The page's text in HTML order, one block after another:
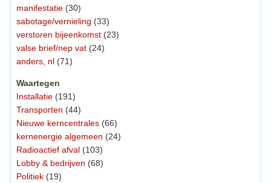
manifestatie (30)
sabotage/vernieling (33)
verstoren bijeenkomst (23)
valse brief/nep vat (24)
anders, nl (71)
Waartegen
Installatie (191)
Transporten (44)
Nieuwe kerncentrales (66)
kernenergie algemeen (24)
Radioactief afval (103)
Lobby & bedrijven (68)
Politiek (19)